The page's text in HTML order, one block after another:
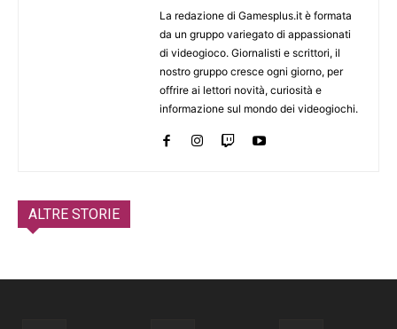
La redazione di Gamesplus.it è formata
da un gruppo variegato di appassionati
di videogioco. Giornalisti e scrittori, il
nostro gruppo cresce ogni giorno, per
offrire ai lettori novità, curiosità e
informazione sul mondo dei videogiochi.
ALTRE STORIE